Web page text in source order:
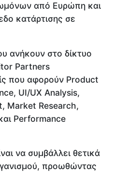
από Ευρώπη και
κατάρτισης σε
ανήκουν στο δίκτυο
Partners
που αφορούν Product
UI/UX Analysis,
Market Research,
Performance
να συμβάλλει θετικά
προωθώντας